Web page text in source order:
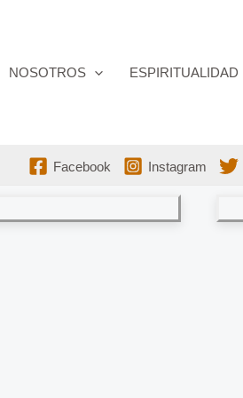
NOSOTROS ESPIRITUALIDAD
Facebook Instagram